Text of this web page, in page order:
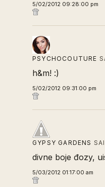
5/02/2012 09:28:00 pm
PSYCHOCOUTURE
h&m! :)
5/02/2012 09:31:00 pm
GYPSY GARDENS
divne boje đozy,
5/03/2012 01:17:00 am